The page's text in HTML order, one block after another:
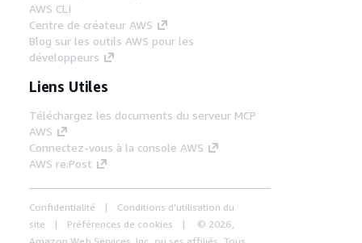
AWS CLI
Centre de créateur AWS
Blog sur les outils AWS pour les
développeurs
Liens Utiles
Téléchargez les documents du serveur MCP
AWS
Connectez-vous à la console AWS
AWS re:Post
Confidentialité
Conditions d'utilisation du
site
Préférences de cookies
© 2026,
Amazon Web Services, Inc. ou ses affiliés. Tous